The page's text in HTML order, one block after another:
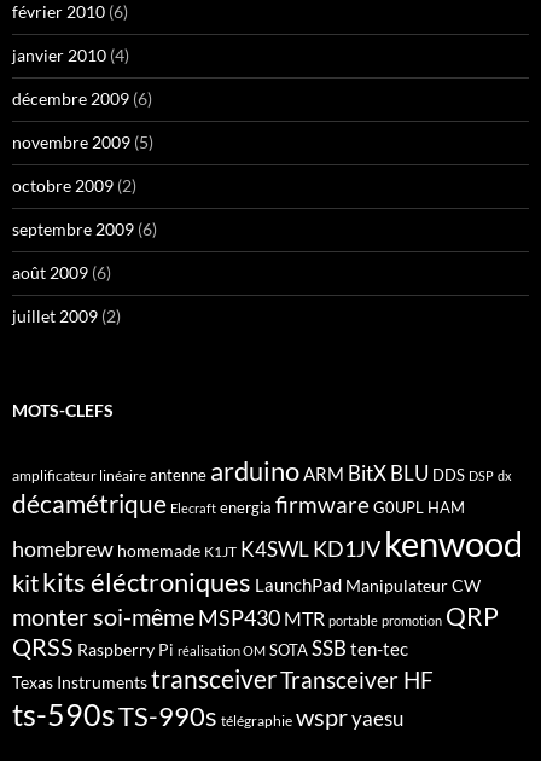
février 2010 (6)
janvier 2010 (4)
décembre 2009 (6)
novembre 2009 (5)
octobre 2009 (2)
septembre 2009 (6)
août 2009 (6)
juillet 2009 (2)
MOTS-CLEFS
amplificateur linéaire antenne arduinoARM BitX BLU DDS DSP dx
décamétrique Elecraft energia firmwareG0UPL HAM
homebrew homemade K1JT K4SWL KD1JV kenwood
kitkits éléctroniques LaunchPad Manipulateur CW
monter soi-mêmeMSP430 MTR portable promotion QRP
QRSS Raspberry Pi réalisation OM SOTASSB ten-tec
Texas InstrumentstransceiverTransceiver HF
ts-590sTS-990s télégraphie wspryaesu